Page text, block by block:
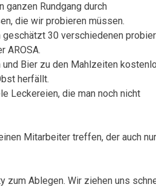
Rundgang durch
die wir probieren müssen.
30 verschiedenen
AROSA.
Bier zu den Mahlzeiten
herfällt.
Leckereien, die man noch nicht
Mitarbeiter treffen, der auch
zum Ablegen. Wir ziehen uns